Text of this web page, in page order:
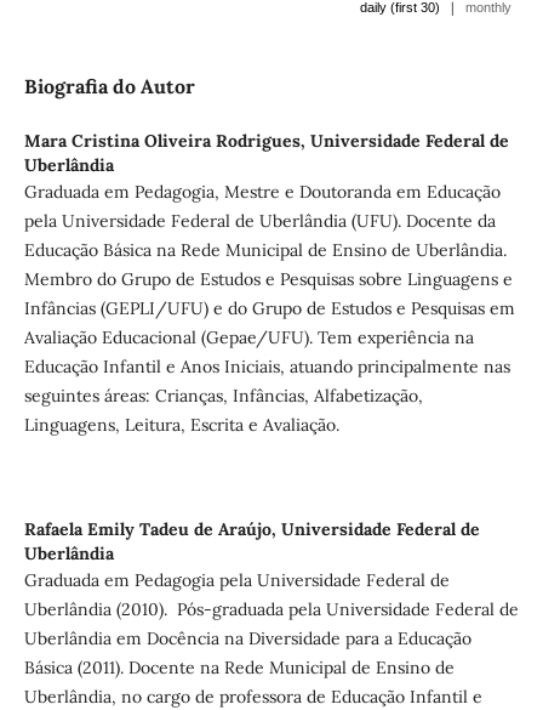
daily (first 30) | monthly
Biografia do Autor
Mara Cristina Oliveira Rodrigues, Universidade Federal de
Uberlândia
Graduada em Pedagogia, Mestre e Doutoranda em Educação
pela Universidade Federal de Uberlândia (UFU). Docente da
Educação Básica na Rede Municipal de Ensino de Uberlândia.
Membro do Grupo de Estudos e Pesquisas sobre Linguagens e
Infâncias (GEPLI/UFU) e do Grupo de Estudos e Pesquisas em
Avaliação Educacional (Gepae/UFU). Tem experiência na
Educação Infantil e Anos Iniciais, atuando principalmente nas
seguintes áreas: Crianças, Infâncias, Alfabetização,
Linguagens, Leitura, Escrita e Avaliação.
Rafaela Emily Tadeu de Araújo, Universidade Federal de
Uberlândia
Graduada em Pedagogia pela Universidade Federal de
Uberlândia (2010). Pós-graduada pela Universidade Federal de
Uberlândia em Docência na Diversidade para a Educação
Básica (2011). Docente na Rede Municipal de Ensino de
Uberlândia, no cargo de professora de Educação Infantil e